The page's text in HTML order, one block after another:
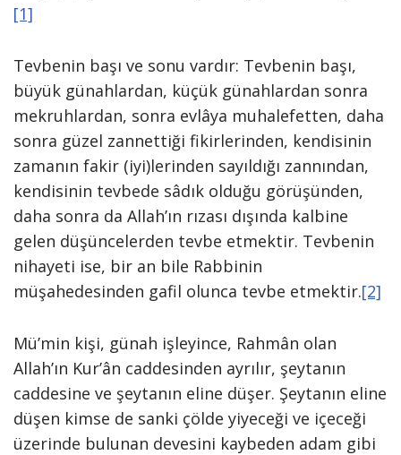
[1]
Tevbenin başı ve sonu vardır: Tevbenin başı,
büyük günahlardan, küçük günahlardan sonra
mekruhlardan, sonra evlâya muhalefetten, daha
sonra güzel zannettiği fikirlerinden, kendisinin
zamanın fakir (iyi)lerinden sayıldığı zannından,
kendisinin tevbede sâdık olduğu görüşünden,
daha sonra da Allah’ın rızası dışında kalbine
gelen düşüncelerden tevbe etmektir. Tevbenin
nihayeti ise, bir an bile Rabbinin
müşahedesinden gafil olunca tevbe etmektir.[2]
Mü’min kişi, günah işleyince, Rahmân olan
Allah’ın Kur’ân caddesinden ayrılır, şeytanın
caddesine ve şeytanın eline düşer. Şeytanın eline
düşen kimse de sanki çölde yiyeceği ve içeceği
üzerinde bulunan devesini kaybeden adam gibi